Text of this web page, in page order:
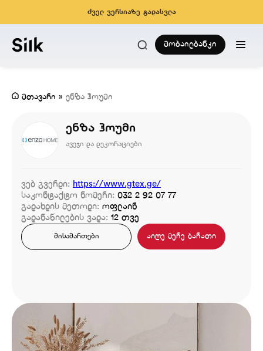
ძველ ვერსიაზე გადასვლა
მობაილბანკი
მთავარი » ენზა ჰოუმი
ენზა ჰოუმი
ავეჯი და დეკორაციები
ვებ გვერდი: https://www.gtex.ge/
საკონტაქტო ნომერი: 032 2 92 07 77
გადახდის მეთოდი: ოფლაინ
გადანაწილების ვადა: 12 თვე
მისამართები აიღე მერე ბარათი